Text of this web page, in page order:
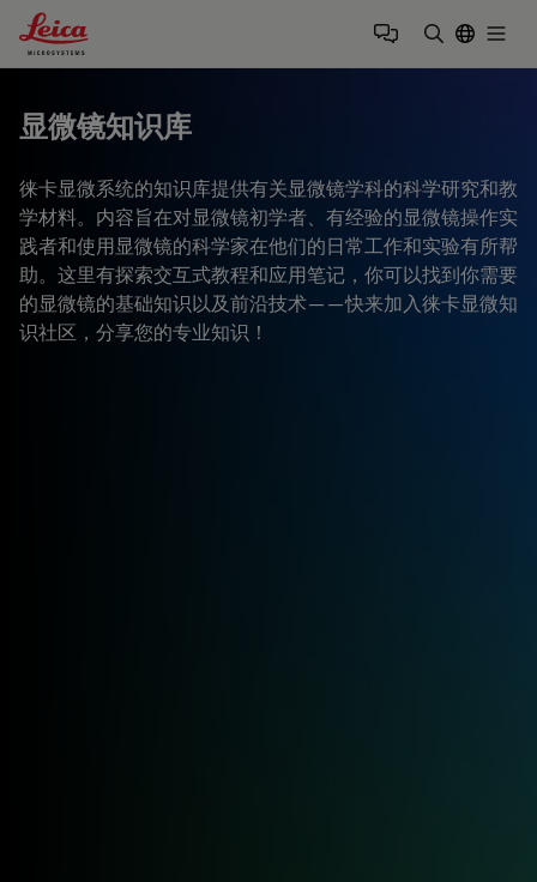
Leica Microsystems Logo
显微镜知识库
徕卡显微系统的知识库提供有关显微镜学科的科学研究和教
学材料。内容旨在对显微镜初学者、有经验的显微镜操作实
践者和使用显微镜的科学家在他们的日常工作和实验有所帮
助。这里有探索交互式教程和应用笔记，你可以找到你需要
的显微镜的基础知识以及前沿技术——快来加入徕卡显微知
识社区，分享您的专业知识！